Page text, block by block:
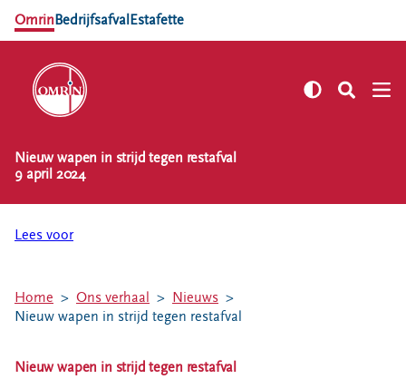
OmrinBedrijfsafval Estafette
NL EN
Zelf regelen
Afvalkalender
Milieustraten
Kringloopspullen
Nieuw wapen in strijd tegen restafval
9 april 2024
Lees voor
Home Ons verhaal
Nieuws
Nieuw wapen in strijd tegen restafval
Nieuw wapen in strijd tegen restafval